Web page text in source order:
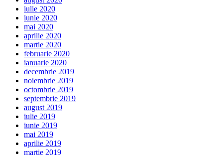
iulie 2020
iunie 2020
mai 2020
aprilie 2020
martie 2020
februarie 2020
ianuarie 2020
decembrie 2019
noiembrie 2019
octombrie 2019
septembrie 2019
august 2019
iulie 2019
iunie 2019
mai 2019
aprilie 2019
martie 2019